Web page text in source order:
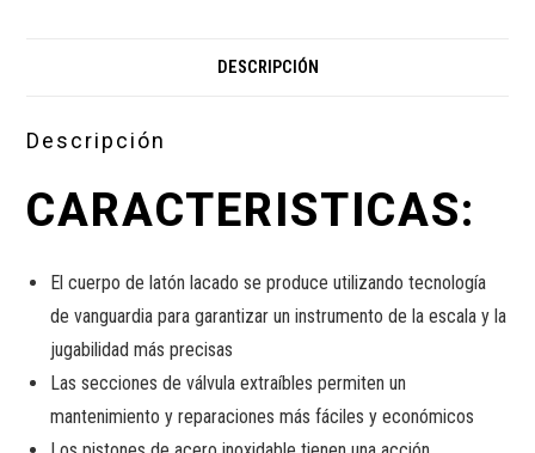
DESCRIPCIÓN
Descripción
CARACTERISTICAS:
El cuerpo de latón lacado se produce utilizando tecnología
de vanguardia para garantizar un instrumento de la escala y la
jugabilidad más precisas
Las secciones de válvula extraíbles permiten un
mantenimiento y reparaciones más fáciles y económicos